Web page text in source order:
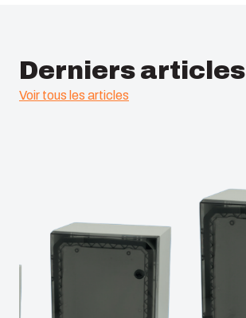
Derniers articles
Voir tous les articles